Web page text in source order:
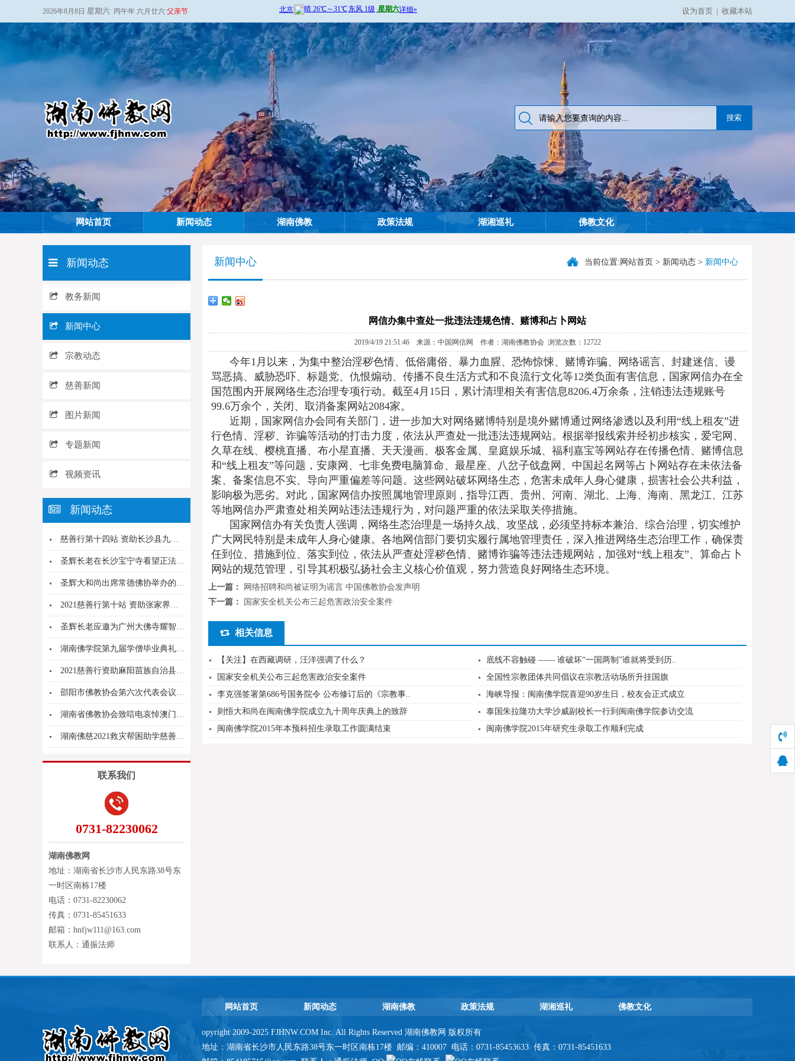
2026年8月8日 星期六 丙午年 六月廿六 父亲节 设为首页 | 收藏本站
网站首页 新闻动态 湖南佛教 政策法规 湖湘巡礼 佛教文化
新闻动态
教务新闻
新闻中心
宗教动态
慈善新闻
图片新闻
专题新闻
视频资讯
新闻动态
慈善行第十四站 资助长沙县九溪古寺危房修缮
圣辉长老在长沙宝宁寺看望正法高林上座
圣辉大和尚出席常德佛协举办的学习贯彻新修订的《...
2021慈善行第十站 资助张家界永定区爱心林启...
圣辉长老应邀为广州大佛寺耀智法师荣膺方丈送座并...
湖南佛学院第九届学僧毕业典礼在长沙麓山寺举行
2021慈善行资助麻阳苗族自治县兰村乡大坳村
邵阳市佛教协会第六次代表会议志东法师当选会长
湖南省佛教协会致唁电哀悼澳门佛教总会会长健钊长...
湖南佛慈2021救灾帮困助学慈善行第三站--资...
联系我们
0731-82230062
湖南佛教网
地址：湖南省长沙市人民东路38号东
一时区南栋17楼
电话：0731-82230062
传真：0731-85451633
邮箱：hnfjw111@163.com
联系人：通振法师
新闻中心 当前位置: 网站首页 > 新闻动态 > 新闻中心
网信办集中查处一批违法违规色情、赌博和占卜网站
2019/4/19 21:51:46 来源：中国网信网 作者：湖南佛教协会 浏览次数：12722
今年1月以来，为集中整治淫秽色情、低俗庸俗、暴力血腥、恐怖惊悚、赌博诈骗、网络谣言、封建迷信、谩
骂恶搞、威胁恐吓、标题党、仇恨煽动、传播不良生活方式和不良流行文化等12类负面有害信息，国家网信办在全
国范围内开展网络生态治理专项行动。截至4月15日，累计清理相关有害信息8206.4万余条，注销违法违规账号
99.6万余个，关闭、取消备案网站2084家。
近期，国家网信办会同有关部门，进一步加大对网络赌博特别是境外赌博通过网络渗透以及利用“线上租友”进
行色情、淫秽、诈骗等活动的打击力度，依法从严查处一批违法违规网站。根据举报线索并经初步核实，爱宅网、
久草在线、樱桃直播、布小星直播、天天漫画、极客金属、皇庭娱乐城、福利嘉宝等网站存在传播色情、赌博信息
和“线上租友”等问题，安康网、七非免费电脑算命、最星座、八岔子戗盘网、中国起名网等占卜网站存在未依法备
案、备案信息不实、导向严重偏差等问题。这些网站破坏网络生态，危害未成年人身心健康，损害社会公共利益，
影响极为恶劣。对此，国家网信办按照属地管理原则，指导江西、贵州、河南、湖北、上海、海南、黑龙江、江苏
等地网信办严肃查处相关网站违法违规行为，对问题严重的依法采取关停措施。
国家网信办有关负责人强调，网络生态治理是一场持久战、攻坚战，必须坚持标本兼治、综合治理，切实维护
广大网民特别是未成年人身心健康。各地网信部门要切实履行属地管理责任，深入推进网络生态治理工作，确保责
任到位、措施到位、落实到位，依法从严查处淫秽色情、赌博诈骗等违法违规网站，加强对“线上租友”、算命占卜
网站的规范管理，引导其积极弘扬社会主义核心价值观，努力营造良好网络生态环境。
上一篇：
网络招聘和尚被证明为谣言 中国佛教协会发声明
下一篇：
国家安全机关公布三起危害政治安全案件
相关信息
【关注】在西藏调研，汪洋强调了什么？
底线不容触碰 —— 谁破坏“一国两制”谁就将受到历..
国家安全机关公布三起危害政治安全案件
全国性宗教团体共同倡议在宗教活动场所升挂国旗
李克强签署第686号国务院令 公布修订后的《宗教事..
海峡导报：闽南佛学院喜迎90岁生日，校友会正式成立
则悟大和尚在闽南佛学院成立九十周年庆典上的致辞
泰国朱拉隆功大学沙威副校长一行到闽南佛学院参访交流
闽南佛学院2015年本预科招生录取工作圆满结束
闽南佛学院2015年研究生录取工作顺利完成
网站首页 新闻动态 湖南佛教 政策法规 湖湘巡礼 佛教文化
opyright 2009-2025 FJHNW.COM Inc. All Rights Reserved 湖南佛教网 版权所有
地址：湖南省长沙市人民东路38号东一时区南栋17楼 邮编：410007 电话：0731-85453633 传真：0731-85451633